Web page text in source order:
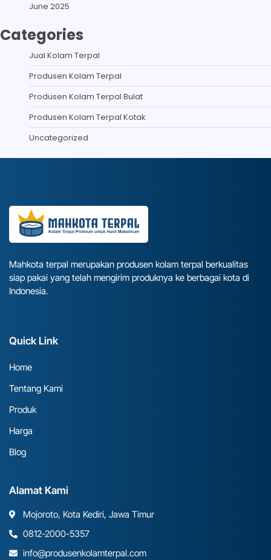
June 2025
Categories
Jual Kolam Terpal
Produsen Kolam Terpal
Produsen Kolam Terpal Bulat
Produsen Kolam Terpal Kotak
Uncategorized
Mahkota terpal merupakan produsen kolam terpal berkualitas
siap pakai yang telah mengirim produknya ke berbagai kota di
Indonesia.
Quick Link
Home
Tentang Kami
Produk
Harga
Blog
Alamat Kami
Mojoroto, Kota Kediri, Jawa Timur
0812-2000-5357
info@produsenkolamterpal.com